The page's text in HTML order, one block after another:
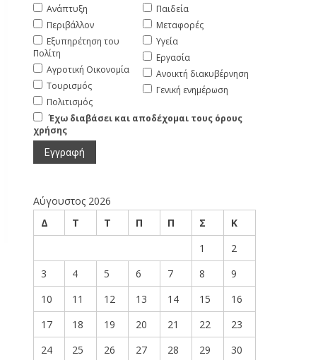
Ανάπτυξη
Περιβάλλον
Εξυπηρέτηση του
Πολίτη
Αγροτική Οικονομία
Τουρισμός
Πολιτισμός
Παιδεία
Μεταφορές
Υγεία
Εργασία
Ανοικτή διακυβέρνηση
Γενική ενημέρωση
Έχω διαβάσει και αποδέχομαι τους όρους
χρήσης
Αύγουστος 2026
Δ
Τ Τ Π Π Σ
Κ
1
2
3
4 5 6 7 8
9
10
11 12 13 14 15
16
17
18 19 20 21 22
23
24
25 26 27 28 29
30